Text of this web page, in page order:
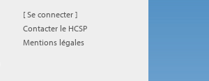
[Se connecter ]
Contacter le HCSP
Mentions légales